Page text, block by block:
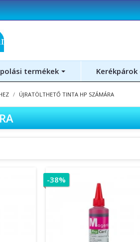
termékek
ÚJRATÖLTHETŐ TINTA HP SZÁMÁRA
-38%